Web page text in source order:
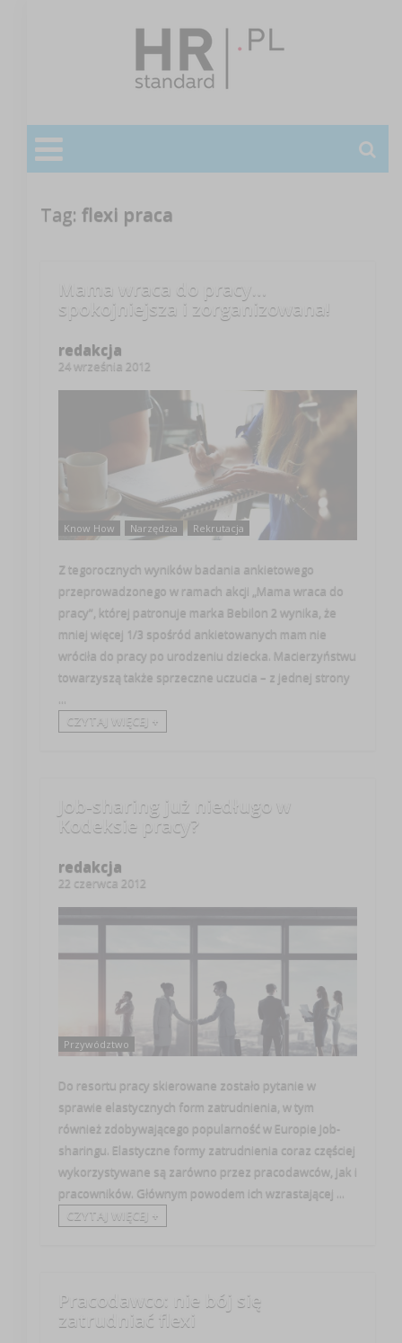
Tag: flexi praca
Mama wraca do pracy…
spokojniejsza i zorganizowana!
redakcja
24 września 2012
Know How Narzędzia Rekrutacja
Z tegorocznych wyników badania ankietowego
przeprowadzonego w ramach akcji „Mama wraca do
pracy”, której patronuje marka Bebilon 2 wynika, że
mniej więcej 1/3 spośród ankietowanych mam nie
wróciła do pracy po urodzeniu dziecka. Macierzyństwu
towarzyszą także sprzeczne uczucia – z jednej strony
CZYTAJ WIĘCEJ +
Job-sharing już niedługo w
Kodeksie pracy?
redakcja
22 czerwca 2012
Przywództwo
Do resortu pracy skierowane zostało pytanie w
sprawie elastycznych form zatrudnienia, w tym
również zdobywającego popularność w Europie Job-
sharingu. Elastyczne formy zatrudnienia coraz częściej
wykorzystywane są zarówno przez pracodawców, jak i
pracowników. Głównym powodem ich wzrastającej ...
CZYTAJ WIĘCEJ +
Pracodawco: nie bój się
zatrudniać flexi